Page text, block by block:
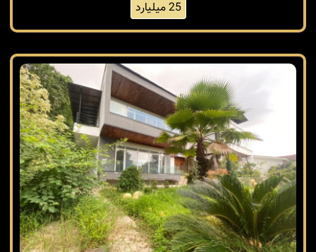
25 میلیارد